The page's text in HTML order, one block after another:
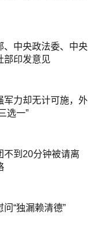
、中央政法委、中央
部印发意见
军力却无计可施，外
选一”
不到20分钟被请离
“独漏赖清德”